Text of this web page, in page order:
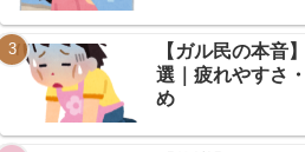
Powered by livedoor 相互RSS
【ガル民の本音
選｜疲れやすさ
め